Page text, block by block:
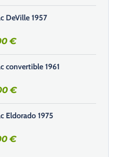
DeVille 1957
€
convertible 1961
€
Eldorado 1975
€